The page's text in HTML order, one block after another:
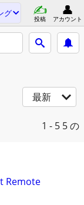
グ
投稿 アカウント
最新
1 - 5 5 の
Remote